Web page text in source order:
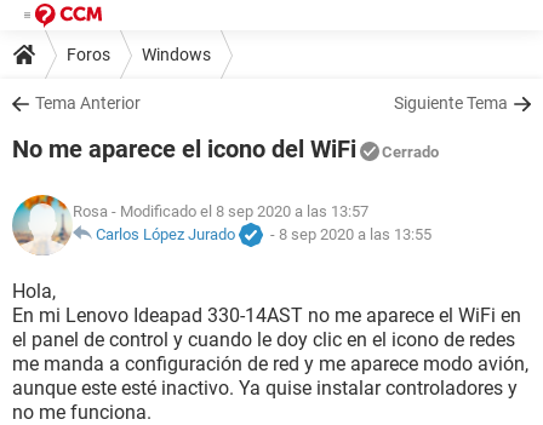
Foros Windows
Tema Anterior Siguiente Tema
No me aparece el icono del WiFi Cerrado
Rosa - Modificado el 8 sep 2020 a las 13:57
Carlos López Jurado
- 8 sep 2020 a las 13:55
Hola,
En mi Lenovo Ideapad 330-14AST no me aparece el WiFi en
el panel de control y cuando le doy clic en el icono de redes
me manda a configuración de red y me aparece modo avión,
aunque este esté inactivo. Ya quise instalar controladores y
no me funciona.